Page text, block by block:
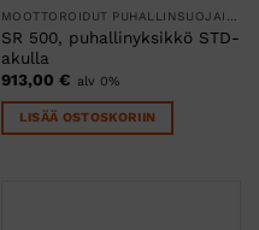
MOOTTOROIDUT PUHALLINSUOJAIMET
SR 500, puhallinyksikkö STD-
akulla
913,00 € alv 0%
LISÄÄ OSTOSKORIIN